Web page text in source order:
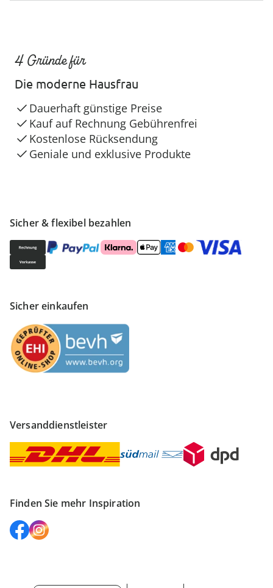
Sicher & flexibel bezahlen
Sicher einkaufen
Versanddienstleister
Finden Sie mehr Inspiration
4 Gründe für
Die moderne Hausfrau
Dauerhaft günstige Preise
Kauf auf Rechnung Gebührenfrei
Kostenlose Rücksendung
Geniale und exklusive Produkte